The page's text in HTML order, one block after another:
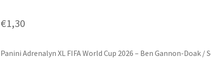
€1,30
Panini Adrenalyn XL FIFA World Cup 2026 – Ben Gannon-Doak /